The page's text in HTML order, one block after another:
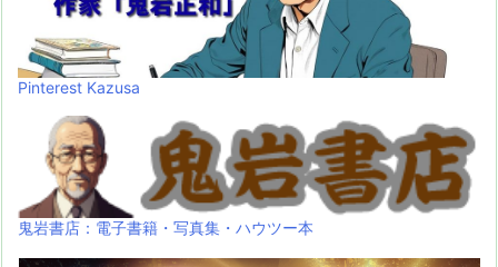
Pinterest Kazusa
鬼岩書店：電子書籍・写真集・ハウツー本